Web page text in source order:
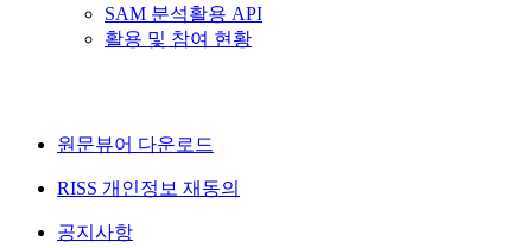
SAM 분석활용 API
활용 및 참여 현황
원문뷰어 다운로드
RISS 개인정보 재동의
공지사항